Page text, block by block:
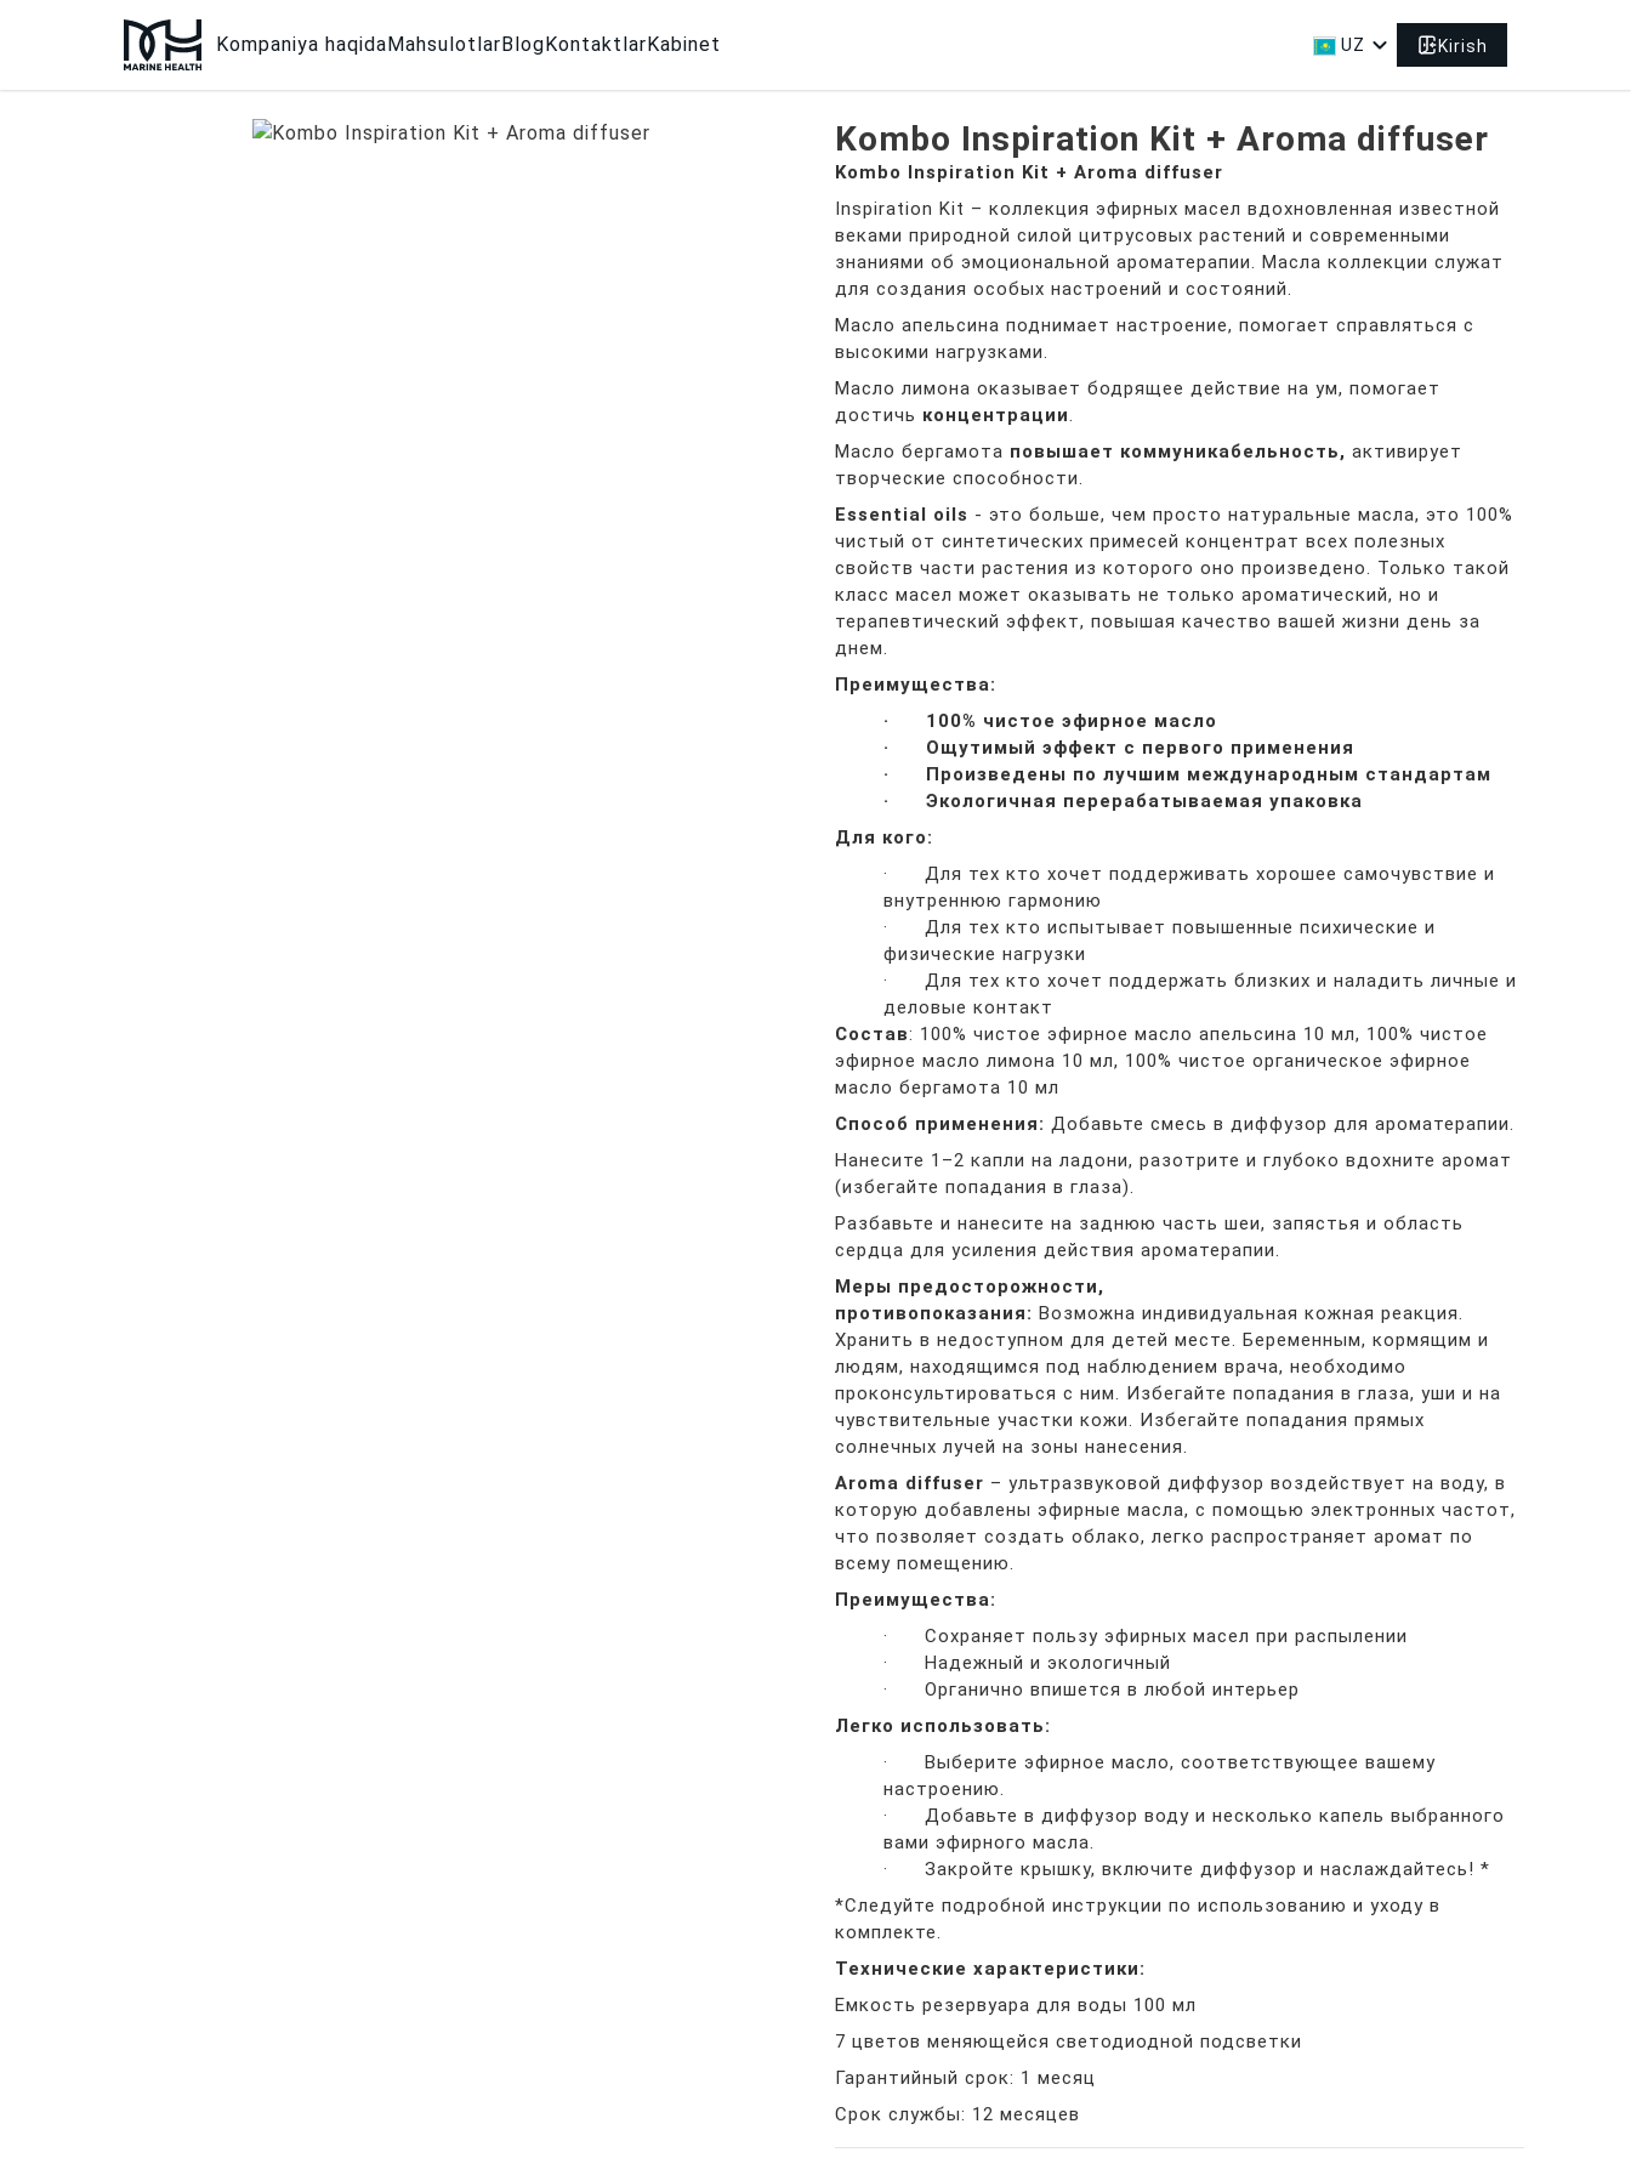
Kompaniya haqidaMahsulotlarBlogKontaktlarKabinet UZ expand_more Kirish
Kombo Inspiration Kit + Aroma diffuser
Kombo Inspiration Kit + Aroma diffuser
Inspiration Kit – коллекция эфирных масел вдохновленная известной
веками природной силой цитрусовых растений и современными
знаниями об эмоциональной ароматерапии. Масла коллекции служат
для создания особых настроений и состояний.
Масло апельсина поднимает настроение, помогает справляться с
высокими нагрузками.
Масло лимона оказывает бодрящее действие на ум, помогает
достичь концентрации.
Масло бергамота повышает коммуникабельность, активирует
творческие способности.
Essential oils - это больше, чем просто натуральные масла, это 100%
чистый от синтетических примесей концентрат всех полезных
свойств части растения из которого оно произведено. Только такой
класс масел может оказывать не только ароматический, но и
терапевтический эффект, повышая качество вашей жизни день за
днем.
Преимущества:
· 100% чистое эфирное масло
· Ощутимый эффект с первого применения
· Произведены по лучшим международным стандартам
· Экологичная перерабатываемая упаковка
Для кого:
· Для тех кто хочет поддерживать хорошее самочувствие и
внутреннюю гармонию
· Для тех кто испытывает повышенные психические и
физические нагрузки
· Для тех кто хочет поддержать близких и наладить личные и
деловые контакт
Состав: 100% чистое эфирное масло апельсина 10 мл, 100% чистое
эфирное масло лимона 10 мл, 100% чистое органическое эфирное
масло бергамота 10 мл
Способ применения: Добавьте смесь в диффузор для ароматерапии.
Нанесите 1–2 капли на ладони, разотрите и глубоко вдохните аромат
(избегайте попадания в глаза).
Разбавьте и нанесите на заднюю часть шеи, запястья и область
сердца для усиления действия ароматерапии.
Меры предосторожности,
противопоказания: Возможна индивидуальная кожная реакция.
Хранить в недоступном для детей месте. Беременным, кормящим и
людям, находящимся под наблюдением врача, необходимо
проконсультироваться с ним. Избегайте попадания в глаза, уши и на
чувствительные участки кожи. Избегайте попадания прямых
солнечных лучей на зоны нанесения.
Aroma diffuser – ультразвуковой диффузор воздействует на воду, в
которую добавлены эфирные масла, с помощью электронных частот,
что позволяет создать облако, легко распространяет аромат по
всему помещению.
Преимущества:
· Сохраняет пользу эфирных масел при распылении
· Надежный и экологичный
· Органично впишется в любой интерьер
Легко использовать:
· Выберите эфирное масло, соответствующее вашему
настроению.
· Добавьте в диффузор воду и несколько капель выбранного
вами эфирного масла.
· Закройте крышку, включите диффузор и наслаждайтесь! *
*Следуйте подробной инструкции по использованию и уходу в
комплекте.
Технические характеристики:
Емкость резервуара для воды 100 мл
7 цветов меняющейся светодиодной подсветки
Гарантийный срок: 1 месяц
Срок службы: 12 месяцев